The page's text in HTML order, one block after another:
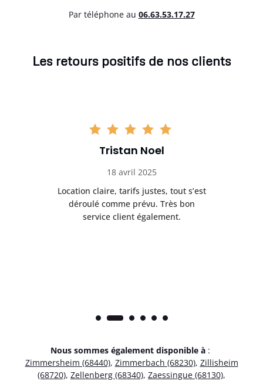
Par téléphone au 06.63.53.17.27
Les retours positifs de nos clients
Tristan Noel
18 avril 2025
Location claire, tarifs justes, tout s’est
déroulé comme prévu. Très bon
service client également.
Nous sommes également disponible à :
Zimmersheim (68440), Zimmerbach (68230), Zillisheim
(68720), Zellenberg (68340), Zaessingue (68130),